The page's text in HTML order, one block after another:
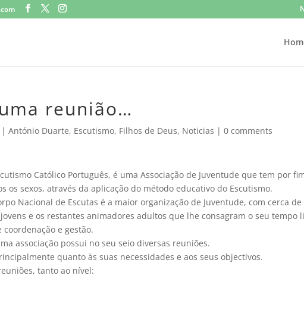
reunião…
| António Duarte, Escutismo, Filhos de Deus, Noticias | 0 comments
Católico Português, é uma Associação de Juventude que tem por
os sexos, através da aplicação do método educativo do Escutismo.
Nacional de Escutas é a maior organização de Juventude, com cerca de
e os restantes animadores adultos que lhe consagram o seu tempo
e gestão.
associação possui no seu seio diversas reuniões.
quanto às suas necessidades e aos seus objectivos.
tanto ao nível: